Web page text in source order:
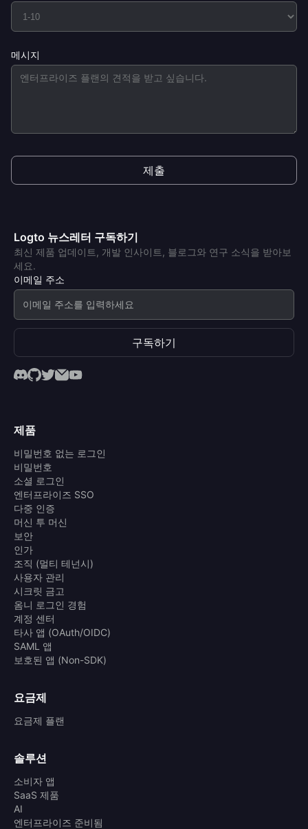
메시지
제출
Logto 뉴스레터 구독하기
최신 제품 업데이트, 개발 인사이트, 블로그와 연구 소식을 받아보
세요.
이메일 주소
구독하기
제품
비밀번호 없는 로그인
비밀번호
소셜 로그인
엔터프라이즈 SSO
다중 인증
머신 투 머신
보안
인가
조직 (멀티 테넌시)
사용자 관리
시크릿 금고
옴니 로그인 경험
계정 센터
타사 앱 (OAuth/OIDC)
SAML 앱
보호된 앱 (Non-SDK)
요금제
요금제 플랜
솔루션
소비자 앱
SaaS 제품
AI
엔터프라이즈 준비됨